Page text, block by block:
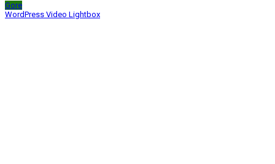
Gore
WordPress Video Lightbox